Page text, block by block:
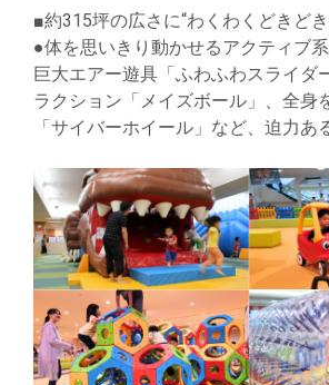
■約315坪の広さに“わくわくどきどき
●体を思いきり動かせるアクティブ
巨大エアー遊具「ふわふわスライダ
ラクション「メイズボール」、全身
「サイバーホイール」など、迫力あ